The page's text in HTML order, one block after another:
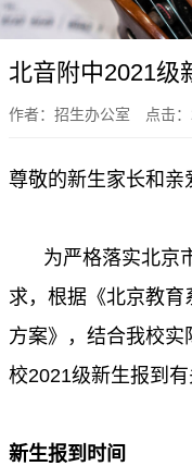
北音附中2021级
作者：招生办公室 点击
尊敬的新生家长和亲
为严格落实北京
求，根据《北京教育
方案》，结合我校
校2021级新生报到有
新生报到时间